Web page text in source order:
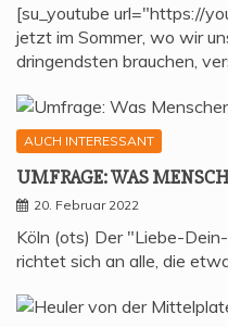
[su_youtube url="https://
jetzt im Sommer, wo wir
dringendsten brauchen,
AUCH INTERESSANT
UMFRA­GE: WAS
20. Februar 2022
Köln (ots) Der "Liebe-
richtet sich an alle, die